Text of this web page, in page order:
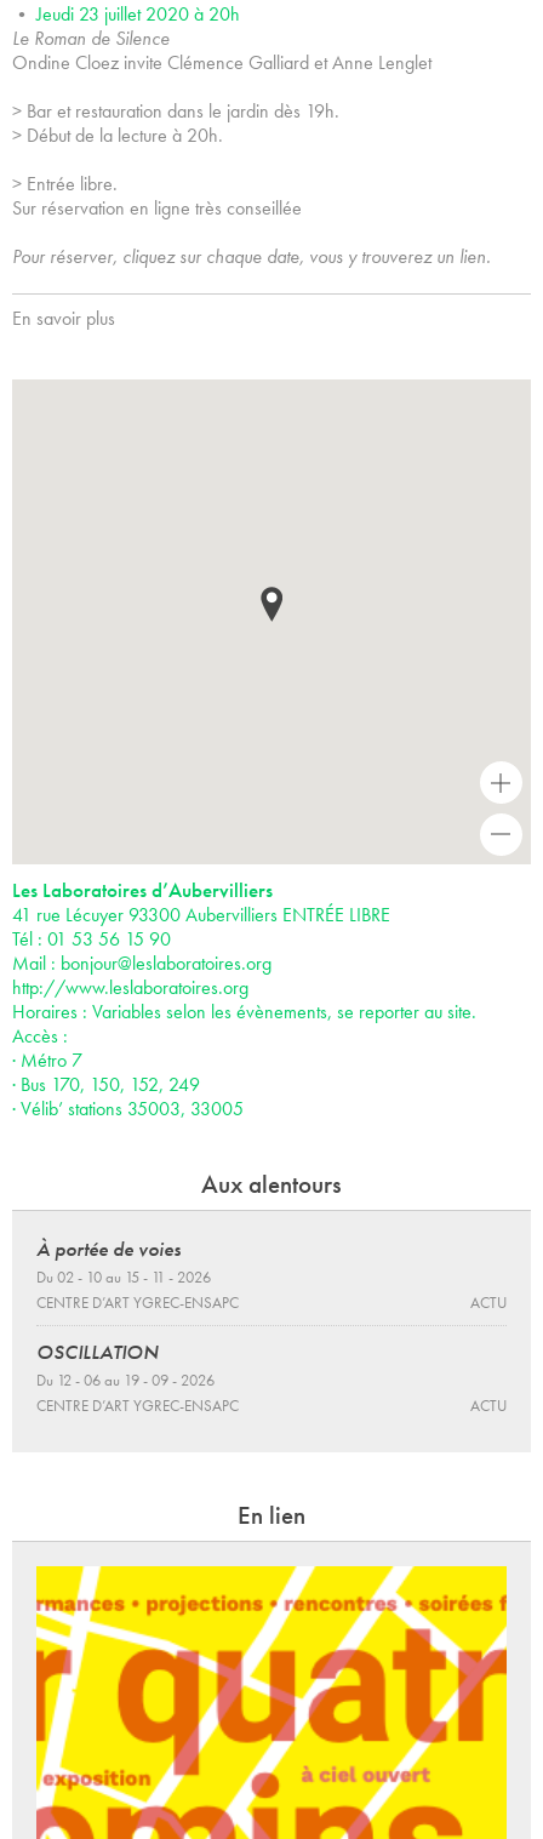
• Jeudi 23 juillet 2020 à 20h
Le Roman de Silence
Ondine Cloez invite Clémence Galliard et Anne Lenglet
> Bar et restauration dans le jardin dès 19h.
> Début de la lecture à 20h.
> Entrée libre.
Sur réservation en ligne très conseillée
Pour réserver, cliquez sur chaque date, vous y trouverez un lien.
En savoir plus
+
Les Laboratoires d’Aubervilliers
41 rue Lécuyer 93300 Aubervilliers ENTRÉE LIBRE
Tél : 01 53 56 15 90
Mail : bonjour@leslaboratoires.org
http://www.leslaboratoires.org
Horaires : Variables selon les évènements, se reporter au site.
Accès :
· Métro 7
· Bus 170, 150, 152, 249
· Vélib’ stations 35003, 33005
Aux alentours
À portée de voies
Du 02 - 10 au 15 - 11 - 2026
CENTRE D’ART YGREC-ENSAPC
ACTU
OSCILLATION
Du 12 - 06 au 19 - 09 - 2026
CENTRE D’ART YGREC-ENSAPC
ACTU
En lien